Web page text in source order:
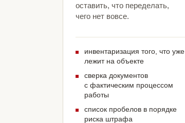
оставить, что переделать,
чего нет вовсе.
инвентаризация того, что уже
лежит на объекте
сверка документов
с фактическим процессом
работы
список пробелов в порядке
риска штрафа